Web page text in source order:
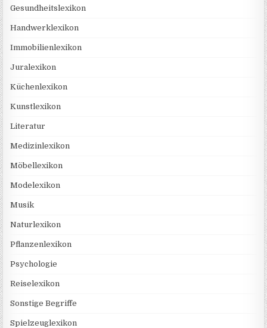
Gesundheitslexikon
Handwerklexikon
Immobilienlexikon
Juralexikon
Küchenlexikon
Kunstlexikon
Literatur
Medizinlexikon
Möbellexikon
Modelexikon
Musik
Naturlexikon
Pflanzenlexikon
Psychologie
Reiselexikon
Sonstige Begriffe
Spielzeuglexikon